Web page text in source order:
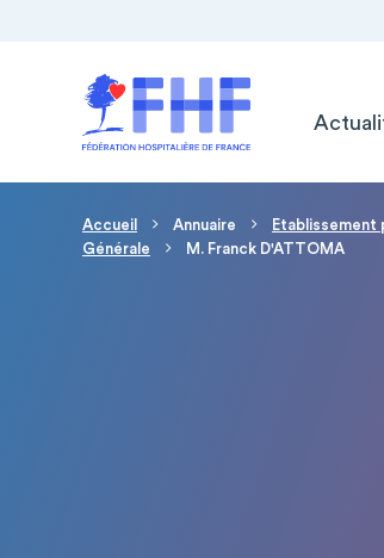
Fil d'Ariane
Accueil Annuaire Etablissement
Générale
M. Franck D'ATTOMA